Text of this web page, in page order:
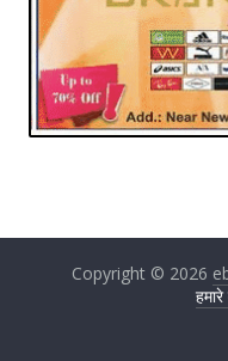
Copyright © 2026